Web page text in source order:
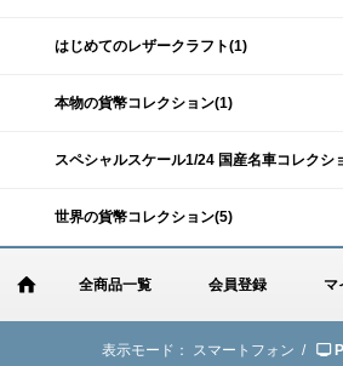
はじめてのレザークラフト(1)
本物の貨幣コレクション(1)
スペシャルスケール1/24 国産名車コレクシ
世界の貨幣コレクション(5)
全商品一覧 会員登録 マ
表示モード： スマートフォン /